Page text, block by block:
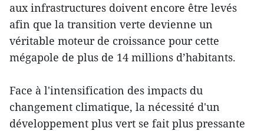
aux infrastructures doivent encore être levés
afin que la transition verte devienne un
véritable moteur de croissance pour cette
mégapole de plus de 14 millions d’habitants.
Face à l'intensification des impacts du
changement climatique, la nécessité d'un
développement plus vert se fait plus pressante